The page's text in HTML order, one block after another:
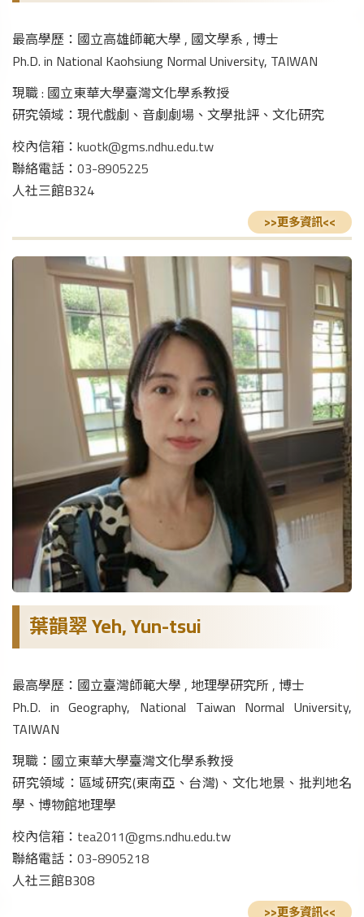
最高學歷：國立高雄師範大學 , 國文學系 , 博士
Ph.D. in National Kaohsiung Normal University, TAIWAN
現職 : 國立東華大學臺灣文化學系教授
研究領域：現代戲劇、音劇劇場、文學批評、文化研究
校內信箱：kuotk@gms.ndhu.edu.tw
聯絡電話：03-8905225
人社三館B324
葉韻翠 Yeh, Yun-tsui
最高學歷：國立臺灣師範大學 , 地理學研究所 , 博士
Ph.D. in Geography, National Taiwan Normal University,
TAIWAN
現職：國立東華大學臺灣文化學系教授
研究領域：區域研究(東南亞、台灣)、文化地景、批判地名
學、博物館地理學
校內信箱： tea2011@gms.ndhu.edu.tw
聯絡電話：03-8905218
人社三館B308